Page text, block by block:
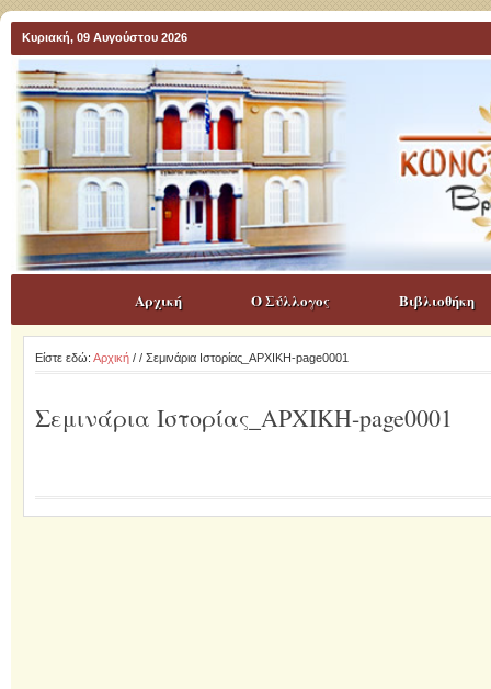
Κυριακή, 09 Αυγούστου 2026
Αρχική Ο Σύλλογος Βιβλιοθήκη
Είστε εδώ: Αρχική/ / Σεμινάρια Ιστορίας_ΑΡΧΙΚΗ-page0001
Σεμινάρια Ιστορίας_ΑΡΧΙΚΗ-page0001